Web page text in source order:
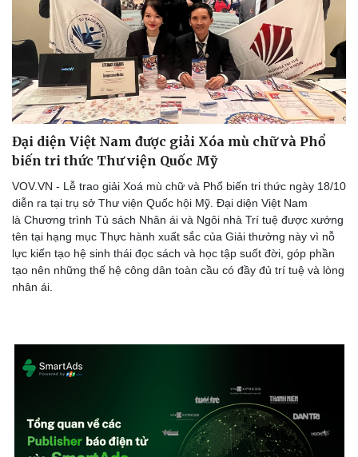
Đại diện Việt Nam được giải Xóa mù chữ và Phổ
biến tri thức Thư viện Quốc Mỹ
VOV.VN - Lễ trao giải Xoá mù chữ và Phổ biến tri thức ngày 18/10
diễn ra tại trụ sở Thư viện Quốc hội Mỹ. Đại diện Việt Nam
là Chương trình Tủ sách Nhân ái và Ngôi nhà Trí tuệ được xướng
tên tại hạng mục Thực hành xuất sắc của Giải thưởng này vì nỗ
lực kiến tạo hệ sinh thái đọc sách và học tập suốt đời, góp phần
tạo nên những thế hệ công dân toàn cầu có đầy đủ trí tuệ và lòng
nhân ái.